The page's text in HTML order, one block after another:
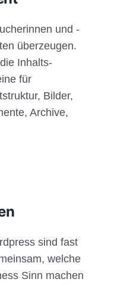
und -
überzeugen.
Inhalts-
für
Bilder,
Archive,
sind fast
welche
Sinn machen